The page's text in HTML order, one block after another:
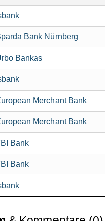
Bank Nürnberg
Bankas
Merchant Bank
Merchant Bank
Bank
Bank